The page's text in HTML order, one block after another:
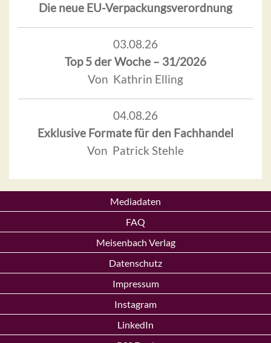
Die neue EU-Verpackungsverordnung
03.08.26
Top 5 der Woche – 31/2026
Von Kathrin Elling
04.08.26
Exklusive Formate für den Fachhandel
Von Patrick Stehle
Mediadaten
FAQ
Meisenbach Verlag
Datenschutz
Impressum
Instagram
LinkedIn